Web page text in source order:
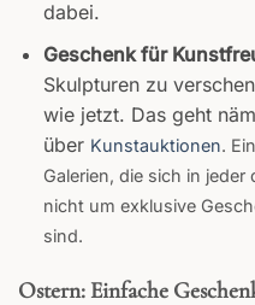
dabei.
Geschenk für
Skulpturen zu
wie jetzt. Das geht
über Kunstauktionen.
Galerien, die sich in
nicht um exklusive
sind.
Ostern: Einfache